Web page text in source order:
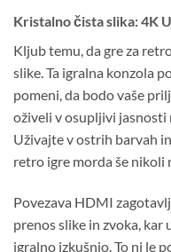
Kristalno čista slika: 4K
Kljub temu, da gre za
slike. Ta igralna konzola
pomeni, da bodo vaše
oživeli v osupljivi jasnosti
Uživajte v ostrih barvah
retro igre morda še
Povezava HDMI
prenos slike in zvoka,
igralno izkušnjo. To ni le